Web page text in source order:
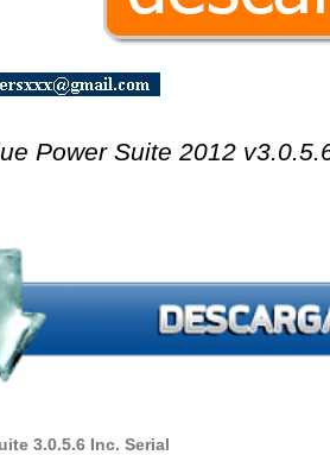
Power Suite 2012
3.0.5.6 Inc. Serial